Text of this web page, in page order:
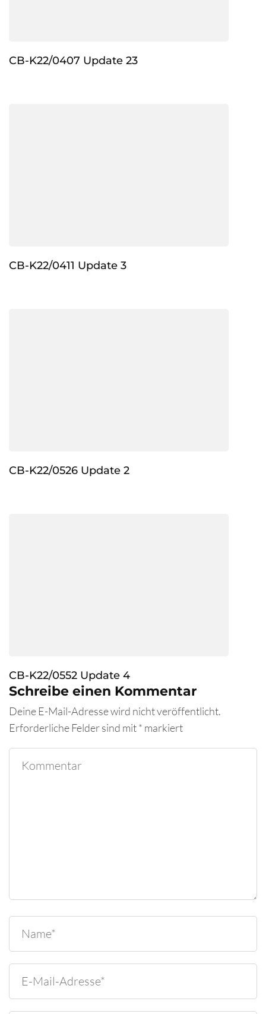
CB-K22/0407 Update 23
CB-K22/0411 Update 3
CB-K22/0526 Update 2
CB-K22/0552 Update 4
Schreibe einen Kommentar
Deine E-Mail-Adresse wird nicht veröffentlicht.
Erforderliche Felder sind mit* markiert